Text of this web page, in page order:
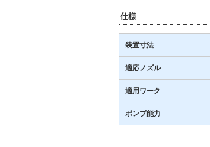
仕様
装置寸法
適応ノズル
適用ワーク
ポンプ能力